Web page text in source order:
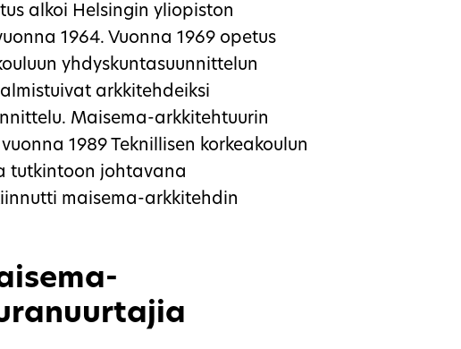
alkoi Helsingin yliopiston
1964. Vuonna 1969 opetus
yhdyskuntasuunnittelun
arkkitehdeiksi
Maisema-arkkitehtuurin
1989 Teknillisen korkeakoulun
tutkintoon johtavana
maisema-arkkitehdin